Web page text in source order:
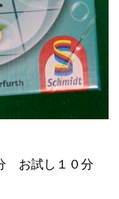
お試し１０分